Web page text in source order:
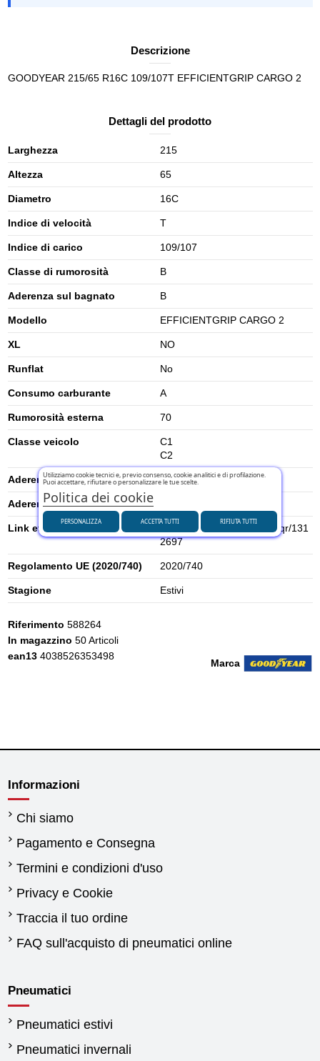
Descrizione
GOODYEAR 215/65 R16C 109/107T EFFICIENTGRIP CARGO 2
Dettagli del prodotto
Larghezza 215
Altezza 65
Diametro 16C
Indice di velocità T
Indice di carico 109/107
Classe di rumorosità B
Aderenza sul bagnato B
Modello EFFICIENTGRIP CARGO 2
XL NO
Runflat No
Consumo carburante A
Rumorosità esterna 70
Classe veicolo
C1
C2
Aderenza su neve 0
Aderenza su ghiaccio
Link etichetta energetica UE
https://eprel.ec.europa.eu/qr/131
2697
Regolamento UE (2020/740) 2020/740
Stagione Estivi
Marca
Riferimento 588264
In magazzino 50 Articoli
ean13 4038526353498
Informazioni
Chi siamo
Pagamento e Consegna
Termini e condizioni d'uso
Privacy e Cookie
Traccia il tuo ordine
FAQ sull'acquisto di pneumatici online
Pneumatici
Pneumatici estivi
Pneumatici invernali
Utilizziamo cookie tecnici e, previo consenso, cookie analitici e di profilazione.
Puoi accettare, rifiutare o personalizzare le tue scelte.
Politica dei cookie
PERSONALIZZA RIFIUTA TUTTI
ACCETTA TUTTI